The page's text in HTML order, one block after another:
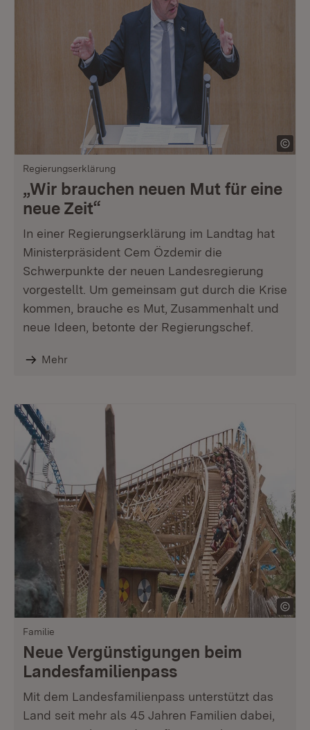
Regierungserklärung
„Wir brauchen neuen Mut für eine
neue Zeit“
In einer Regierungserklärung im Landtag hat
Ministerpräsident Cem Özdemir die
Schwerpunkte der neuen Landesregierung
vorgestellt. Um gemeinsam gut durch die Krise
kommen, brauche es Mut, Zusammenhalt und
neue Ideen, betonte der Regierungschef.
Mehr
Familie
Neue Vergünstigungen beim
Landesfamilienpass
Mit dem Landesfamilienpass unterstützt das
Land seit mehr als 45 Jahren Familien dabei,